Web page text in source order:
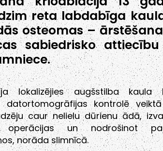
reta labdabīga
osteomas –
sabiedrisko
lokalizējies augšstilba kaula
datortomogrāfijas kontrolē
caur nelielu dūrienu ādā,
operācijas un nodrošinot
norāda slimnīcā.